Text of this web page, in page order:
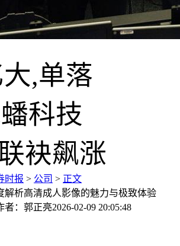
时报 > 公司 > 正文
解析高清成人影像的魅力与极致体验
者：郭正亮2026-02-09 20:05:48